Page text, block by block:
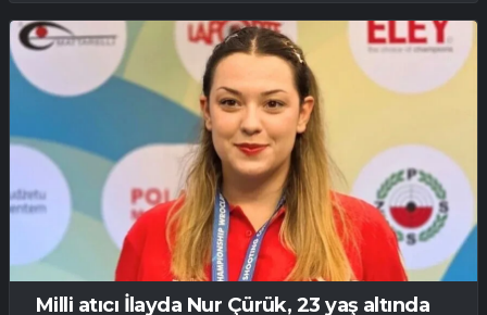
Milli atıcı İlayda Nur Çürük, 23 yaş altında